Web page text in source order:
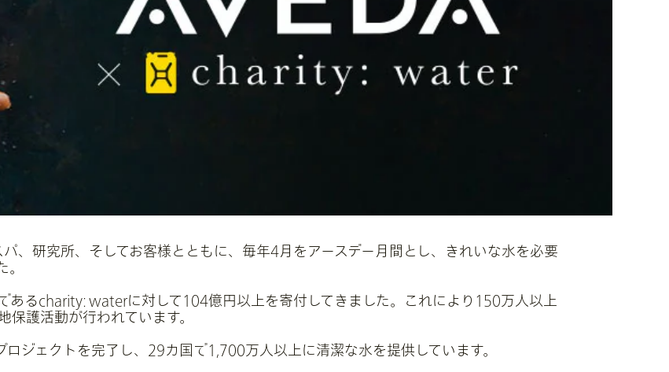
、研究所、そしてお客様とともに、毎年4月をアースデー月間とし、きれいな水を必要
あるcharity: waterに対して104億円以上を寄付してきました。これにより150万人以上
護活動が行われています。
ジェクトを完了し、29カ国で1,700万人以上に清潔な水を提供しています。